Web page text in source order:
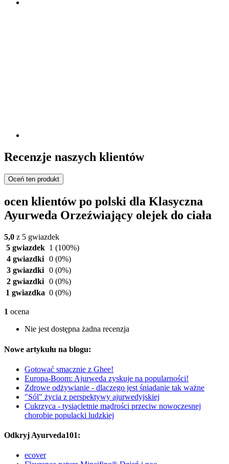
Recenzje naszych klientów
Oceń ten produkt
ocen klientów po polski dla Klasyczna
Ayurweda Orzeźwiający olejek do ciała
5,0 z 5 gwiazdek
5 gwiazdek 1 (100%)
4 gwiazdki 0 (0%)
3 gwiazdki 0 (0%)
2 gwiazdki 0 (0%)
1 gwiazdka 0 (0%)
1 ocena
Nie jest dostępna żadna recenzja
Nowe artykułu na blogu:
Gotować smacznie z Ghee!
Europa-Boom: Ajurweda zyskuje na popularności!
Zdrowe odżywianie - dlaczego jest śniadanie tak ważne
"Sól" życia z perspektywy ajurwedyjskiej
Cukrzyca - tysiącletnie mądrości przeciw nowoczesnej
chorobie populacki ludzkiej
Odkryj Ayurveda101:
ecover